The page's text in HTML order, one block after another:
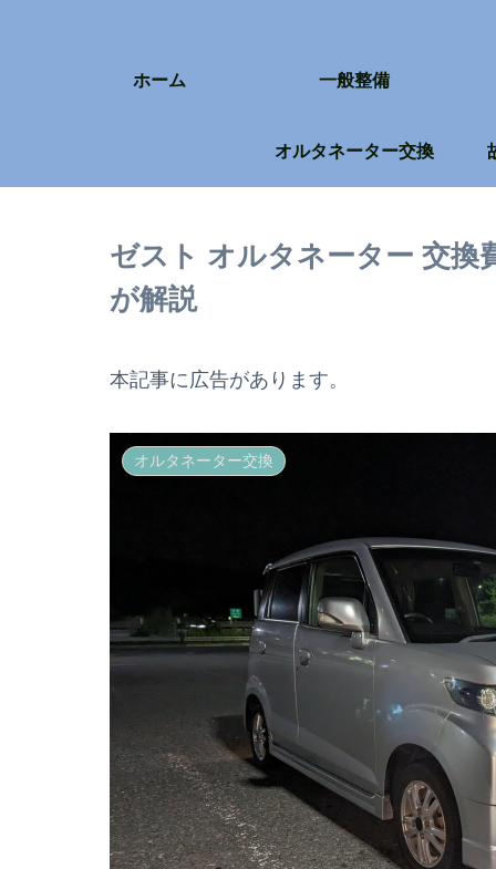
ホーム 一般整備
オルタネーター交換
ゼスト オルタネーター 交換
が解説
本記事に広告があります。
オルタネーター交換